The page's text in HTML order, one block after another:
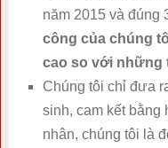
năm 2015 và đúng
công của chúng
cao so với những
Chúng tôi chỉ đưa
sinh, cam kết bằng
nhân, chúng tôi là